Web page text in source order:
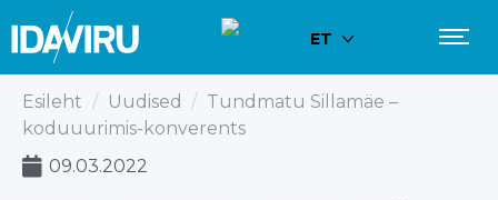
ET
Esileht / Uudised / Tundmatu Sillamäe –
koduuurimis-konverents
09.03.2022